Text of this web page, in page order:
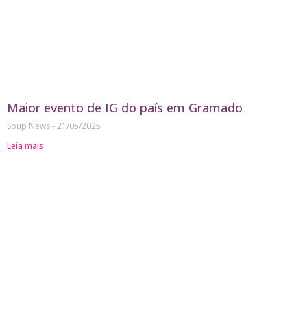
Maior evento de IG do país em Gramado
Soup News 21/05/2025
Leia mais